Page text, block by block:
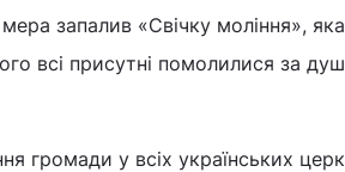
запалив «Свічку моління»,
всі присутні помолилися за
громади у всіх українських